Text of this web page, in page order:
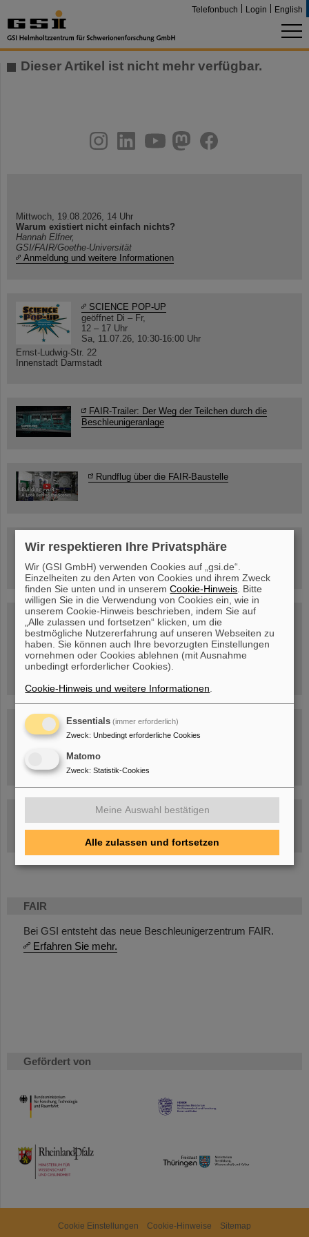
Telefonbuch Login English
FAIR
Bei GSI entsteht das neue Beschleunigerzentrum FAIR.
Erfahren Sie mehr.
Gefördert von
HMWK
TMWWDG
Dieser Artikel ist nicht mehr verfügbar.
youtube
helmholtz.social
facebook
Mittwoch, 19.08.2026, 14 Uhr
Warum existiert nicht einfach nichts?
Hannah Elfner,
GSI/FAIR/Goethe-Universität
Anmeldung und weitere Informationen
SCIENCE POP-UP
geöffnet Di – Fr,
12 – 17 Uhr
Sa, 11.07.26, 10:30-16:00 Uhr
Ernst-Ludwig-Str. 22
Innenstadt Darmstadt
FAIR-Trailer: Der Weg der Teilchen durch die
Beschleunigeranlage
Rundflug über die FAIR-Baustelle
Besichtigung von GSI/FAIR –
jetzt Termin buchen!
Blog Beam On
Menschen...hinter GSI und FAIR.
Umgang mit den Auswirkungen des Kriegs in der Ukraine
GSI-FAIR Kolloquium
Aktuelle Termine
Cookie Einstellungen Cookie-Hinweise Sitemap
Wir respektieren Ihre Privatsphäre
Wir (GSI GmbH) verwenden Cookies auf „gsi.de“.
Einzelheiten zu den Arten von Cookies und ihrem Zweck
finden Sie unten und in unseremCookie-Hinweis . Bitte
willigen Sie in die Verwendung von Cookies ein, wie in
unserem Cookie-Hinweis beschrieben, indem Sie auf
„Alle zulassen und fortsetzen“ klicken, um die
bestmögliche Nutzererfahrung auf unseren Webseiten zu
haben. Sie können auch Ihre bevorzugten Einstellungen
vornehmen oder Cookies ablehnen (mit Ausnahme
unbedingt erforderlicher Cookies).
Cookie-Hinweis und weitere Informationen
Essentials (immer erforderlich)
Zweck: Unbedingt erforderliche Cookies
Matomo
Zweck: Statistik-Cookies
Meine Auswahl bestätigen
Alle zulassen und fortsetzen